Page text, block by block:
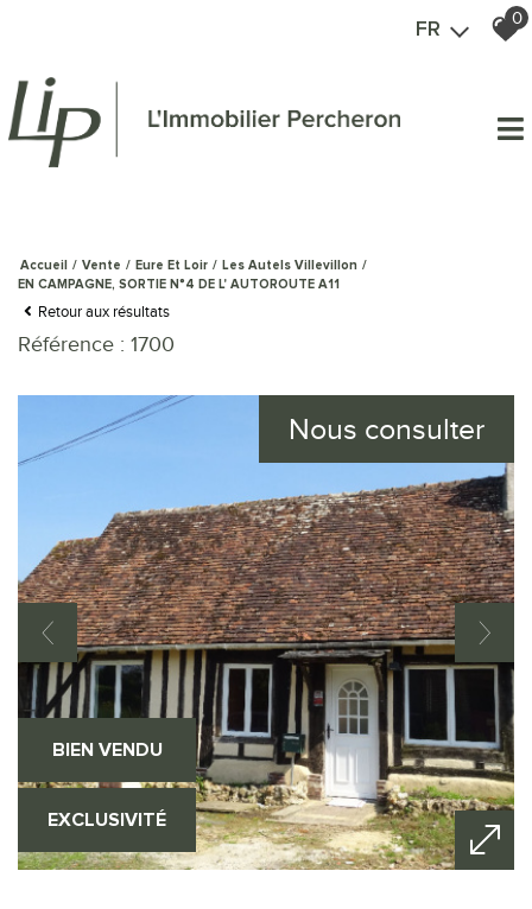
FR
0
Accueil Vente Eure Et Loir
Les Autels Villevillon
EN CAMPAGNE, SORTIE N°4 DE L' AUTOROUTE A11
Retour aux résultats
Référence : 1700
BIEN VENDU
EXCLUSIVITÉ
Nous consulter